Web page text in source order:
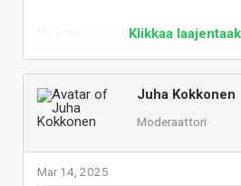
Klikkaa
Juha Kokkonen
Moderaattori
Mar 14, 2025